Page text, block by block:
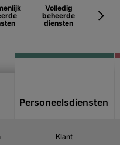
Volledig
beheerde
diensten
Personeelsdiensten
Klant